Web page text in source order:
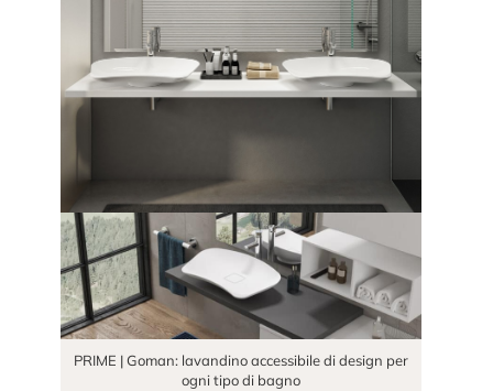
PRIME | Goman: lavandino accessibile di design per
ogni tipo di bagno